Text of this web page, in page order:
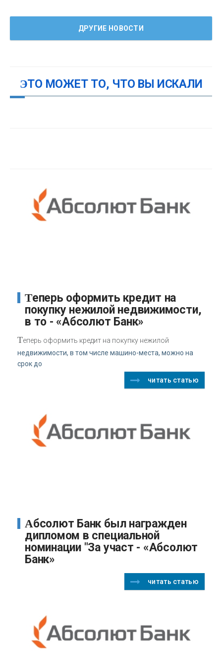
ДРУГИЕ НОВОСТИ
ЭТО МОЖЕТ ТО, ЧТО ВЫ ИСКАЛИ
Теперь оформить кредит на
покупку нежилой недвижимости,
в то - «Абсолют Банк»
Теперь оформить кредит на покупку нежилой
недвижимости, в том числе машино-места, можно на
срок до
читать статью
Абсолют Банк был награжден
дипломом в специальной
номинации "За участ - «Абсолют
Банк»
читать статью